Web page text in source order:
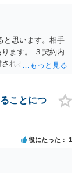
と思います。相手
ます。 ３契約内
れるとよいでし
す。 ５事案の詳
るとよいでしょ
ることも方法の一
ことにつ
役にたった 1